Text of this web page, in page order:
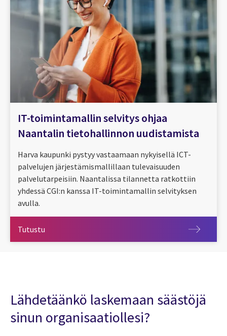
IT-toimintamallin selvitys ohjaa
Naantalin tietohallinnon uudistamista
Harva kaupunki pystyy vastaamaan nykyisellä ICT-
palvelujen järjestämismallillaan tulevaisuuden
palvelutarpeisiin. Naantalissa tilannetta ratkottiin
yhdessä CGI:n kanssa IT-toimintamallin selvityksen
avulla.
Tutustu
Lähdetäänkö laskemaan säästöjä
sinun organisaatiollesi?